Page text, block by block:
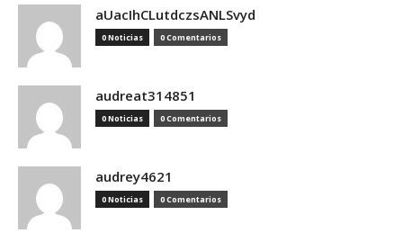
aUacIhCLutdczsANLSvyd
0 Noticias 0 Comentarios
audreat314851
0 Noticias 0 Comentarios
audrey4621
0 Noticias 0 Comentarios